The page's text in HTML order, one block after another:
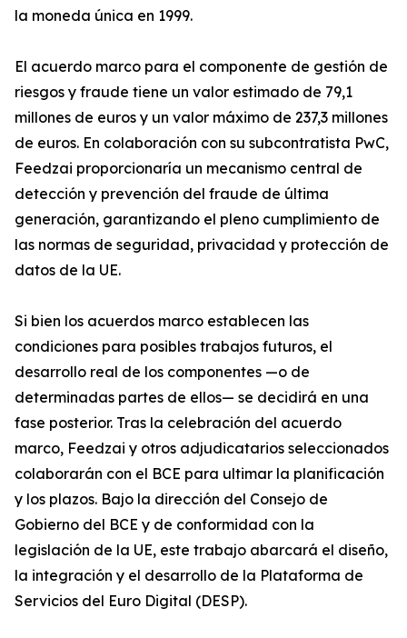
la moneda única en 1999.
El acuerdo marco para el componente de gestión de
riesgos y fraude tiene un valor estimado de 79,1
millones de euros y un valor máximo de 237,3 millones
de euros. En colaboración con su subcontratista PwC,
Feedzai proporcionaría un mecanismo central de
detección y prevención del fraude de última
generación, garantizando el pleno cumplimiento de
las normas de seguridad, privacidad y protección de
datos de la UE.
Si bien los acuerdos marco establecen las
condiciones para posibles trabajos futuros, el
desarrollo real de los componentes —o de
determinadas partes de ellos— se decidirá en una
fase posterior. Tras la celebración del acuerdo
marco, Feedzai y otros adjudicatarios seleccionados
colaborarán con el BCE para ultimar la planificación
y los plazos. Bajo la dirección del Consejo de
Gobierno del BCE y de conformidad con la
legislación de la UE, este trabajo abarcará el diseño,
la integración y el desarrollo de la Plataforma de
Servicios del Euro Digital (DESP).